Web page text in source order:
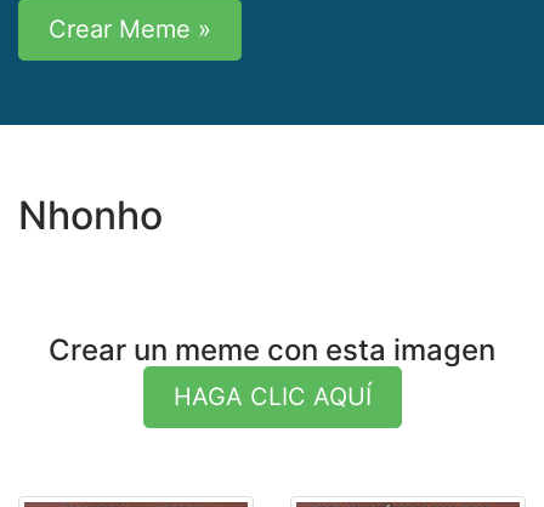
Crear Meme »
Nhonho
Crear un meme con esta imagen
HAGA CLIC AQUÍ